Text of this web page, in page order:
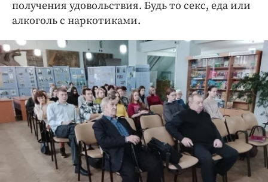
получения удовольствия. Будь то секс, еда или
алкоголь с наркотиками.